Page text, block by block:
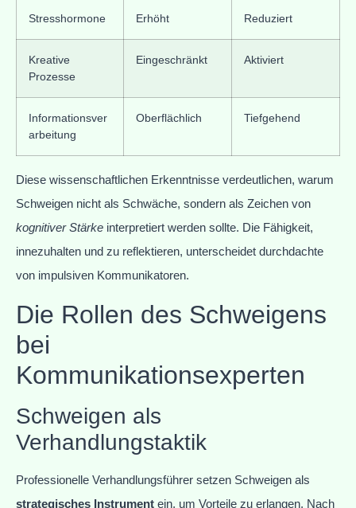
Stresshormone Erhöht Reduziert
Kreative
Prozesse
Eingeschränkt Aktiviert
Informationsver
arbeitung
Oberflächlich Tiefgehend
Diese wissenschaftlichen Erkenntnisse verdeutlichen, warum
Schweigen nicht als Schwäche, sondern als Zeichen von
kognitiver Stärke interpretiert werden sollte. Die Fähigkeit,
innezuhalten und zu reflektieren, unterscheidet durchdachte
von impulsiven Kommunikatoren.
Die Rollen des Schweigens
bei
Kommunikationsexperten
Schweigen als
Verhandlungstaktik
Professionelle Verhandlungsführer setzen Schweigen als
strategisches Instrument ein, um Vorteile zu erlangen. Nach